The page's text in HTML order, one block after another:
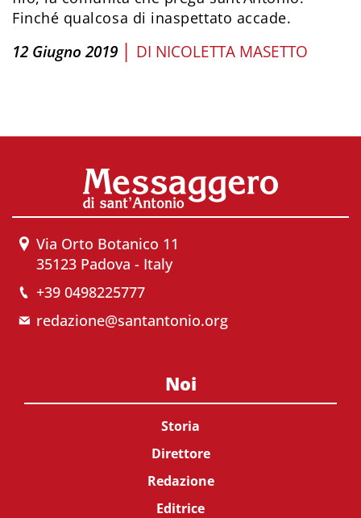
Finché qualcosa di inaspettato accade.
12 Giugno 2019 | DI NICOLETTA MASETTO
Via Orto Botanico 11
35123 Padova - Italy
+39 0498225777
redazione@santantonio.org
Noi
Storia
Direttore
Redazione
Editrice